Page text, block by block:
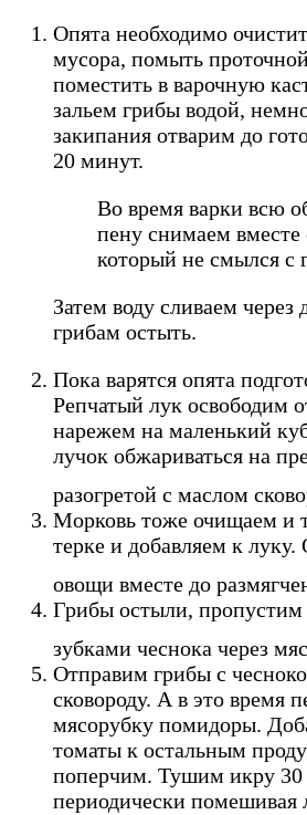
Опята необходимо
мусора, помыть
поместить в варочную
зальем грибы водой,
закипания отварим до
20 минут.
Во время варки всю
пену снимаем вместе
который не смылся с
Затем воду сливаем через
грибам остыть.
Пока варятся опята
Репчатый лук освободим
нарежем на маленький
лучок обжариваться на
разогретой с маслом
Морковь тоже очищаем и
терке и добавляем к
овощи вместе до
Грибы остыли, пропустим
зубками чеснока через
Отправим грибы с
сковороду. А в это время
мясорубку помидоры.
томаты к остальным
поперчим. Тушим икру 30
периодически помешивая